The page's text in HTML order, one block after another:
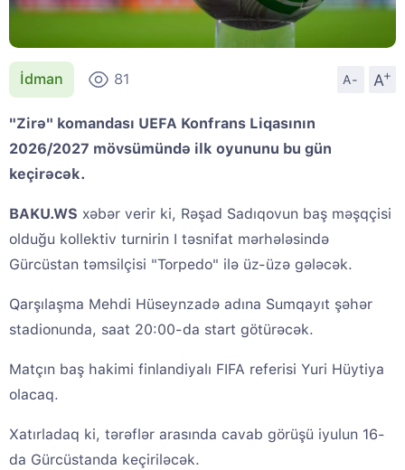
İdman 81 A- A
+
"Zirə" komandası UEFA Konfrans Liqasının
2026/2027 mövsümündə ilk oyununu bu gün
keçirəcək.
BAKU.WS xəbər verir ki, Rəşad Sadıqovun baş məşqçisi
olduğu kollektiv turnirin I təsnifat mərhələsində
Gürcüstan təmsilçisi "Torpedo" ilə üz-üzə gələcək.
Qarşılaşma Mehdi Hüseynzadə adına Sumqayıt şəhər
stadionunda, saat 20:00-da start götürəcək.
Matçın baş hakimi finlandiyalı FIFA referisi Yuri Hüytiya
olacaq.
Xatırladaq ki, tərəflər arasında cavab görüşü iyulun 16-
da Gürcüstanda keçiriləcək.